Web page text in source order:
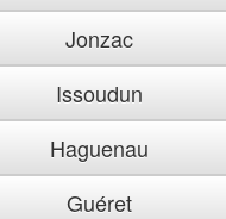
Jonzac
Issoudun
Haguenau
Guéret